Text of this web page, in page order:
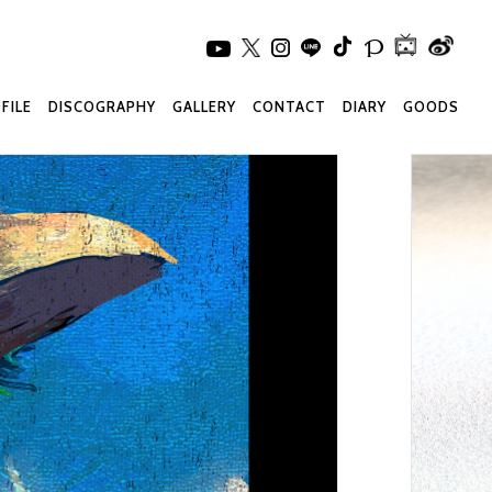
GOODS
DIARY
CONTACT
GALLERY
DISCOGRAPHY